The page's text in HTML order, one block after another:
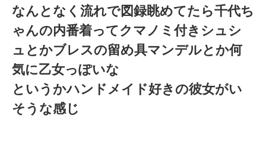
なんとなく流れで図録眺めてたら千代ち
ゃんの内番着ってクマノミ付きシュシ
ュとかブレスの留め具マンデルとか何
気に乙女っぽいな
というかハンドメイド好きの彼女がい
そうな感じ